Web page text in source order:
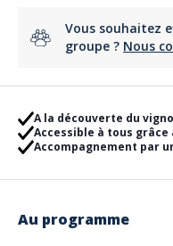
Vous souhaitez
groupe ? Nous
A la découverte du
Accessible à tous
Accompagnement par
Au programme